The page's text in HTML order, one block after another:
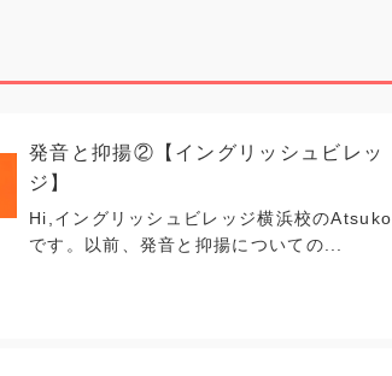
発音と抑揚②【イングリッシュビレッ
ジ】
Hi,イングリッシュビレッジ横浜校のAtsuko
です。以前、発音と抑揚についての...